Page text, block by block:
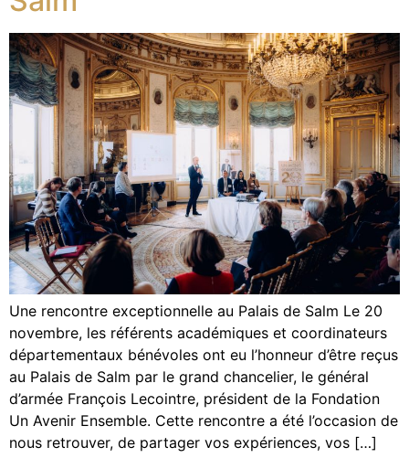
Une rencontre exceptionnelle au Palais de Salm Le 20
novembre, les référents académiques et coordinateurs
départementaux bénévoles ont eu l’honneur d’être reçus
au Palais de Salm par le grand chancelier, le général
d’armée François Lecointre, président de la Fondation
Un Avenir Ensemble. Cette rencontre a été l’occasion de
nous retrouver, de partager vos expériences, vos […]